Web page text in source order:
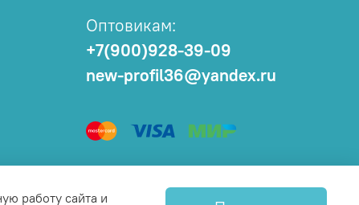
Оптовикам:
+7(900)928-39-09
new-profil36@yandex.ru
работу сайта и